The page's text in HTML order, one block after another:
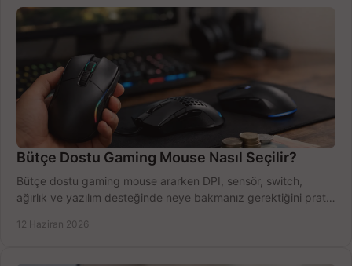
Bütçe Dostu Gaming Mouse Nasıl Seçilir?
Bütçe dostu gaming mouse ararken DPI, sensör, switch,
ağırlık ve yazılım desteğinde neye bakmanız gerektiğini pratik
12 Haziran 2026